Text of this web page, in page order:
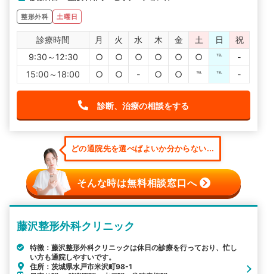
整形外科 土曜日
診療時間 月 火 水 木 金 土 日
祝
9:30～12:30
○ ○ ○ ○ ○ ○ ℡
-
15:00～18:00
○ ○ - ○ ○ ℡ ℡ -
診断、治療の相談をする
どの通院先を選べばよいか分からない...
そんな時は無料相談窓口へ
藤沢整形外科クリニック
特徴：藤沢整形外科クリニックは休日の診療を行っており、忙し
い方も通院しやすいです。
住所：茨城県水戸市米沢町98-1